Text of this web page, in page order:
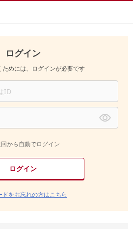
ログイン
ためには、ログインが必要です
回から自動でログイン
ドをお忘れの方はこちら